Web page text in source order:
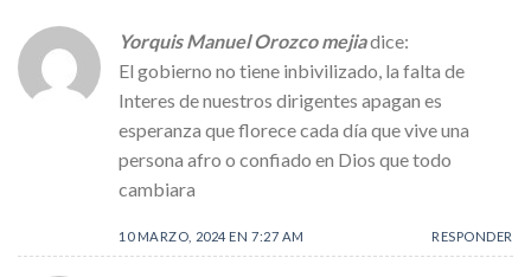
Yorquis Manuel Orozco mejiadice:
El gobierno no tiene inbivilizado, la falta de
Interes de nuestros dirigentes apagan es
esperanza que florece cada día que vive una
persona afro o confiado en Dios que todo
cambiara
10 MARZO, 2024 EN 7:27 AM RESPONDER